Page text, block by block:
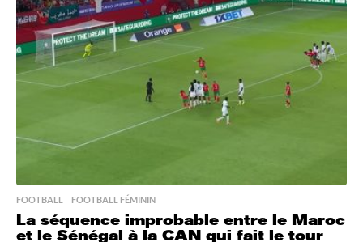
g
o
FOOTBALL ,FOOTBALL FÉMININ
La séquence improbable entre le Maroc
et le Sénégal à la CAN qui fait le tour